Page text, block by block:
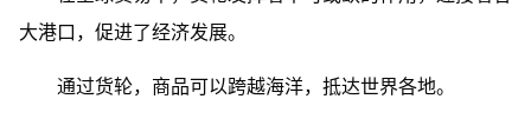
大港口，促进了经济发展。
通过货轮，商品可以跨越海洋，抵达世界各地。